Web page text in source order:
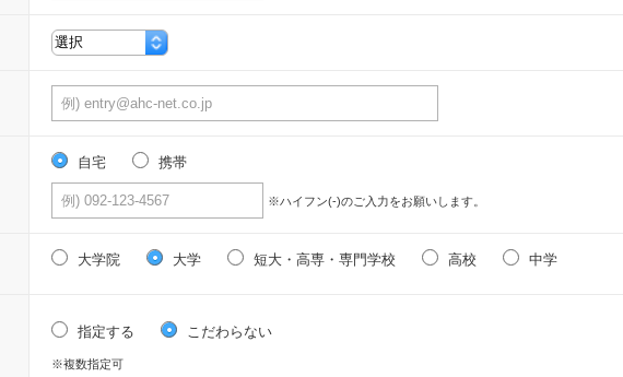
自宅 携帯
※ハイフン(-)のご入力をお願いします。
大学院 大学 短大・高専・専門学校 高校 中学
指定する こだわらない
※複数指定可